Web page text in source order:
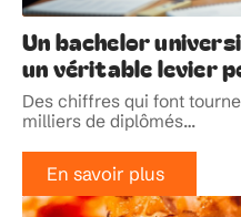
Un bachelor
un véritable levier
Des chiffres qui font
milliers de diplômés…
En savoir plus